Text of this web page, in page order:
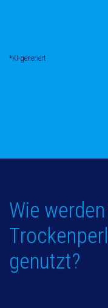
*KI-generiert
Wie
genutzt?